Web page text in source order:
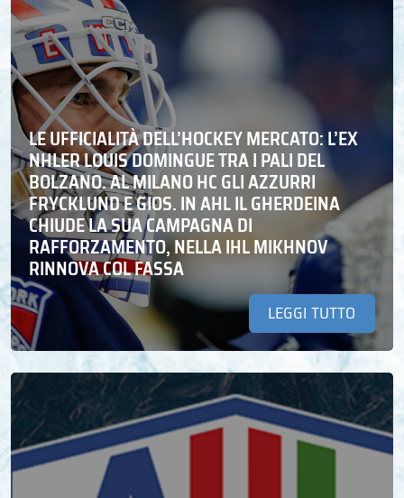
LE UFFICIALITÀ DELL’HOCKEY MERCATO: L’EX
NHLER LOUIS DOMINGUE TRA I PALI DEL
BOLZANO. AL MILANO HC GLI AZZURRI
FRYCKLUND E GIOS. IN AHL IL GHERDEINA
CHIUDE LA SUA CAMPAGNA DI
RAFFORZAMENTO, NELLA IHL MIKHNOV
RINNOVA COL FASSA
LEGGI TUTTO